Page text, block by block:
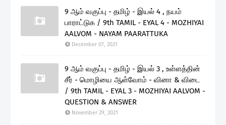
9 ஆம் வகுப்பு - தமிழ் - இயல் 4 , நயம்
பாராட்டுக / 9th TAMIL - EYAL 4 - MOZHIYAI
AALVOM - NAYAM PAARATTUKA
December 07, 2021
9 ஆம் வகுப்பு - தமிழ் - இயல் 3 , உள்ளத்தின்
சீர் - மொழியை ஆள்வோம் - வினா & விடை
/ 9th TAMIL - EYAL 3 - MOZHIYAI AALVOM -
QUESTION & ANSWER
November 29, 2021